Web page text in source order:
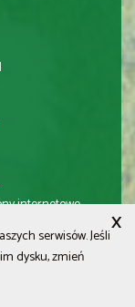
internetowe
serwisów. Jeśli
dysku, zmień
X